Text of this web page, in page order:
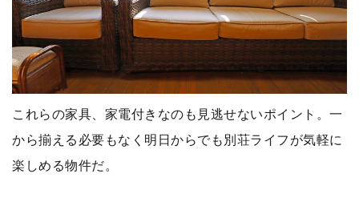
これらの家具、家電付きなのも見逃せないポイント。一
から揃える必要もなく明日からでも別荘ライフが気軽に
楽しめる物件だ。